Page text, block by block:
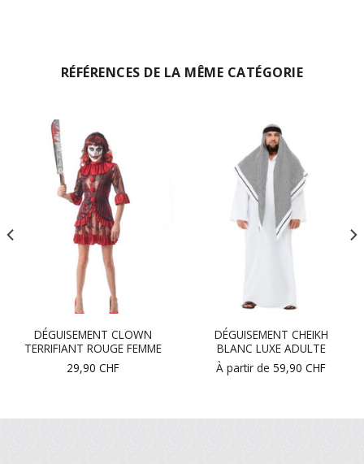
RÉFÉRENCES DE LA MÊME CATÉGORIE
DÉGUISEMENT CLOWN
TERRIFIANT ROUGE FEMME
29,90 CHF
DÉGUISEMENT CHEIKH
BLANC LUXE ADULTE
À partir de 59,90 CHF